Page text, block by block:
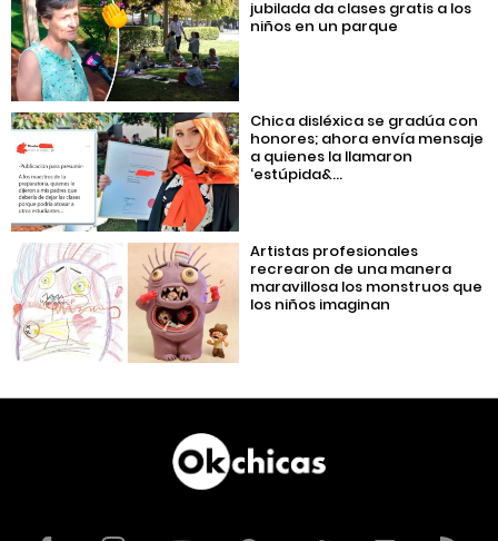
jubilada da clases gratis a los
niños en un parque
Chica disléxica se gradúa con
honores; ahora envía mensaje
a quienes la llamaron
‘estúpida&...
Artistas profesionales
recrearon de una manera
maravillosa los monstruos que
los niños imaginan